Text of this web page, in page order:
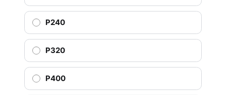
P240
P320
P400